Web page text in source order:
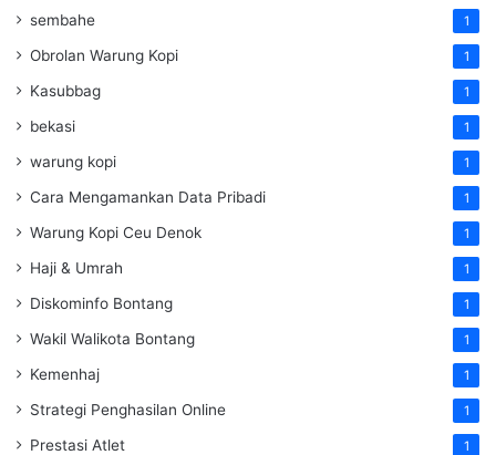
sembahe 1
Obrolan Warung Kopi 1
Kasubbag 1
bekasi 1
warung kopi 1
Cara Mengamankan Data Pribadi 1
Warung Kopi Ceu Denok 1
Haji & Umrah 1
Diskominfo Bontang 1
Wakil Walikota Bontang 1
Kemenhaj 1
Strategi Penghasilan Online 1
Prestasi Atlet 1